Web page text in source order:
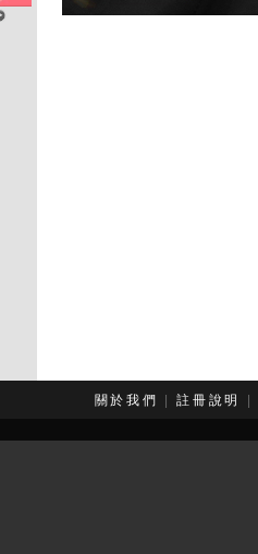
關於我們 註冊說明